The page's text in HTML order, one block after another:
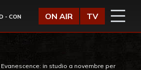
- CON
ON AIR TV
Evanescence: in studio a novembre per